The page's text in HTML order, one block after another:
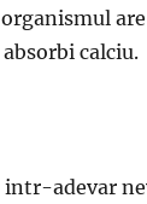
calciu.
intr-adevar